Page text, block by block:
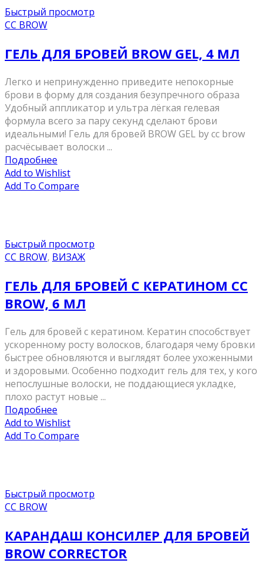
Быстрый просмотр
CC BROW
ГЕЛЬ ДЛЯ БРОВЕЙ BROW GEL, 4 МЛ
Легко и непринужденно приведите непокорные
брови в форму для создания безупречного образа
Удобный аппликатор и ультра лёгкая гелевая
формула всего за пару секунд сделают брови
идеальными! Гель для бровей BROW GEL by cc brow
расчёсывает волоски ...
Подробнее
Add to Wishlist
Add To Compare
Быстрый просмотр
CC BROW, ВИЗАЖ
ГЕЛЬ ДЛЯ БРОВЕЙ С КЕРАТИНОМ CC
BROW, 6 МЛ
Гель для бровей с кератином. Кератин способствует
ускоренному росту волосков, благодаря чему бровки
быстрее обновляются и выглядят более ухоженными
и здоровыми. Особенно подходит гель для тех, у кого
непослушные волоски, не поддающиеся укладке,
плохо растут новые ...
Подробнее
Add to Wishlist
Add To Compare
Быстрый просмотр
CC BROW
КАРАНДАШ КОНСИЛЕР ДЛЯ БРОВЕЙ
BROW CORRECTOR